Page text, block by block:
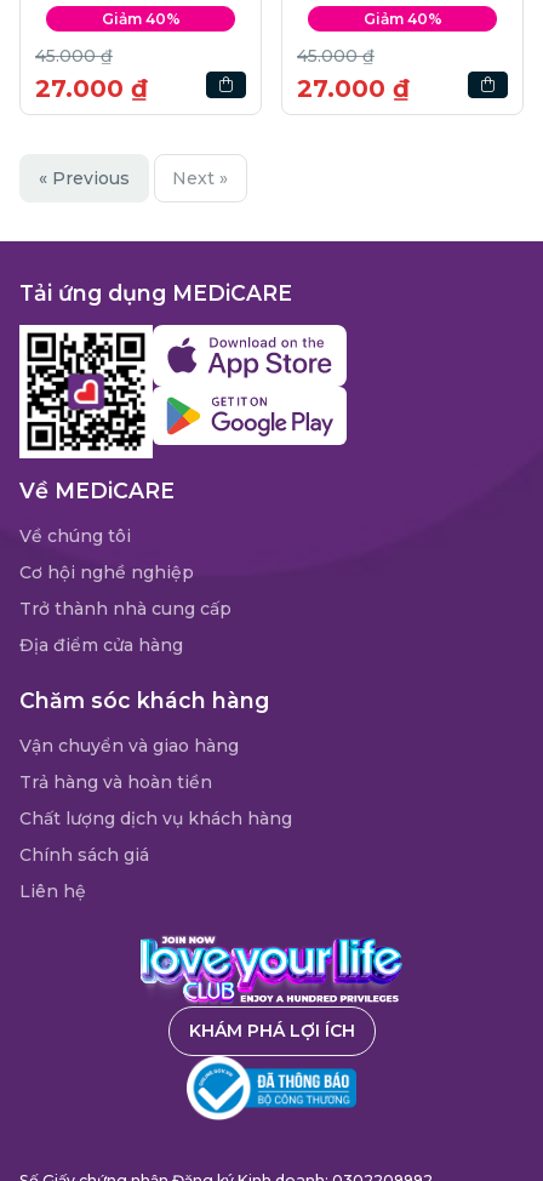
Giảm 40%
45.000 ₫
27.000 ₫
Giảm 40%
45.000 ₫
27.000 ₫
« Previous Next »
Tải ứng dụng MEDiCARE
Về MEDiCARE
Về chúng tôi
Cơ hội nghề nghiệp
Trở thành nhà cung cấp
Địa điểm cửa hàng
Chăm sóc khách hàng
Vận chuyển và giao hàng
Trả hàng và hoàn tiền
Chất lượng dịch vụ khách hàng
Chính sách giá
Liên hệ
KHÁM PHÁ LỢI ÍCH